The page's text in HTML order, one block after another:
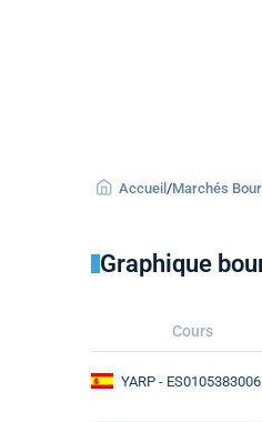
Accueil /Marchés
Graphique
Cours
YARP - ES0105383006